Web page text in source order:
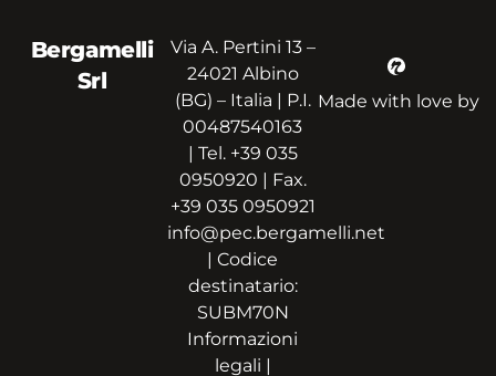
Bergamelli
Srl
Via A. Pertini 13 –
24021 Albino
(BG) – Italia | P.I.
00487540163
| Tel. +39 035
0950920 | Fax.
+39 035 0950921
info@pec.bergamelli.net
| Codice
destinatario:
SUBM70N
Informazioni
legali |
Made with love by